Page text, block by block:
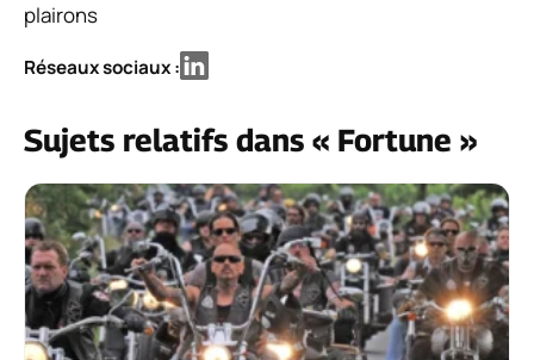
plairons
Réseaux sociaux :
Sujets relatifs dans « Fortune »